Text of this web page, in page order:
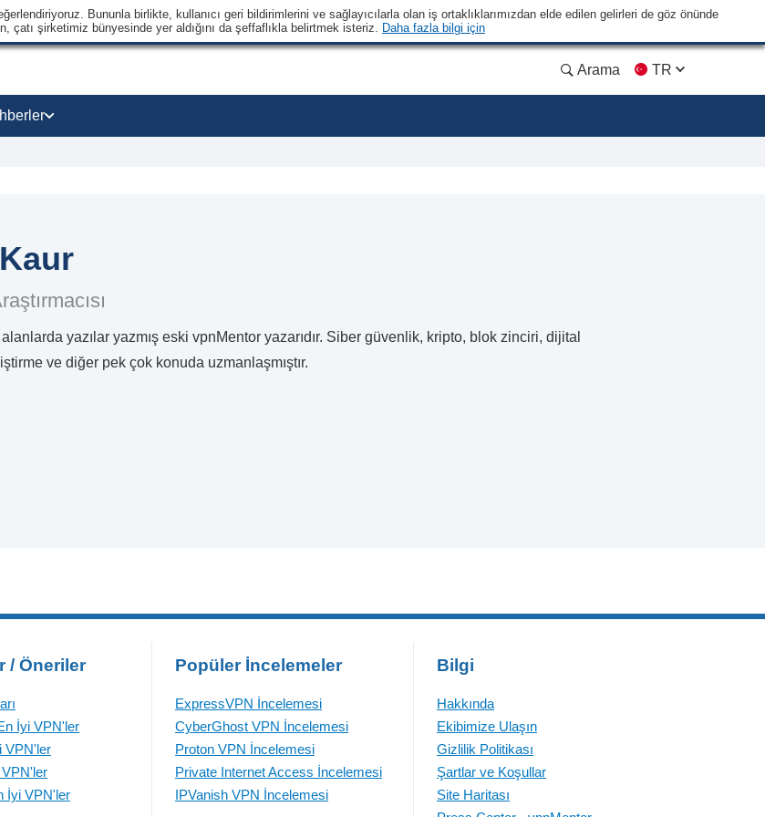
Bununla birlikte, kullanıcı geri bildirimlerini ve sağlayıcılarla olan iş ortaklıklarımızdan elde edilen gelirleri de göz önünde
çatı şirketimiz bünyesinde yer aldığını da şeffaflıkla belirtmek isteriz. Daha fazla bilgi için
Arama TR
yazılar yazmış eski vpnMentor yazarıdır. Siber güvenlik, kripto, blok zinciri, dijital
ve diğer pek çok konuda uzmanlaşmıştır.
/ Öneriler
İyi VPN'ler
VPN'ler
İyi VPN'ler
Popüler İncelemeler
ExpressVPN İncelemesi
CyberGhost VPN İncelemesi
Proton VPN İncelemesi
Private Internet Access İncelemesi
IPVanish VPN İncelemesi
Bilgi
Hakkında
Ekibimize Ulaşın
Gizlilik Politikası
Şartlar ve Koşullar
Site Haritası